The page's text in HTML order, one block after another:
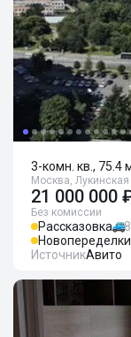
3-комн. кв., 75.4
Москва, Лукинская
21 000 000
Без комиссии
Рассказовка
ИсточникАвито